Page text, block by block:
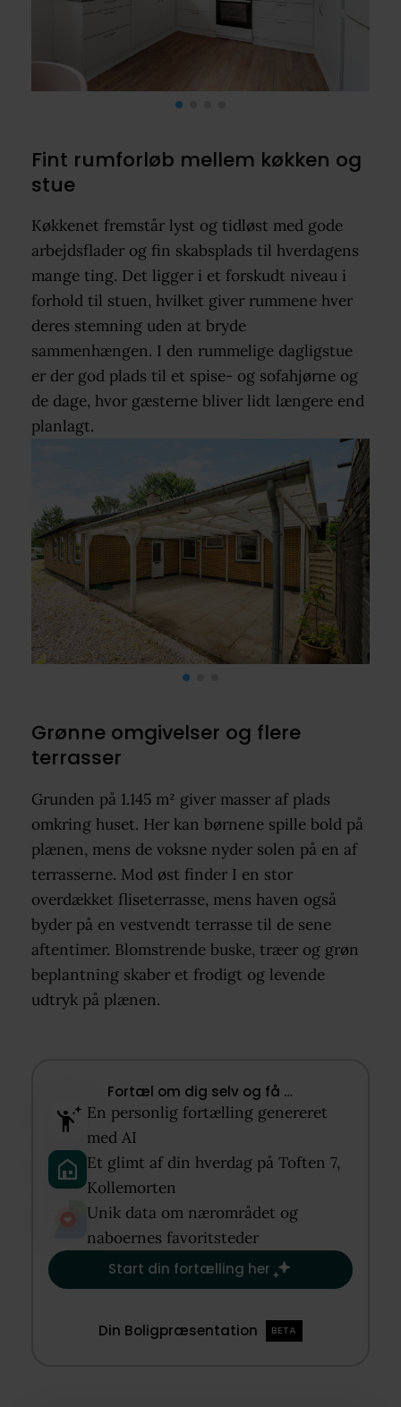
Fint rumforløb mellem køkken og
stue
Køkkenet fremstår lyst og tidløst med gode
arbejdsflader og fin skabsplads til hverdagens
mange ting. Det ligger i et forskudt niveau i
forhold til stuen, hvilket giver rummene hver
deres stemning uden at bryde
sammenhængen. I den rummelige dagligstue
er der god plads til et spise- og sofahjørne og
de dage, hvor gæsterne bliver lidt længere end
planlagt.
Grønne omgivelser og flere
terrasser
Grunden på 1.145 m² giver masser af plads
omkring huset. Her kan børnene spille bold på
plænen, mens de voksne nyder solen på en af
terrasserne. Mod øst finder I en stor
overdækket fliseterrasse, mens haven også
byder på en vestvendt terrasse til de sene
aftentimer. Blomstrende buske, træer og grøn
beplantning skaber et frodigt og levende
udtryk på plænen.
Fortæl om dig selv og få …​
En personlig fortælling genereret
med AI​
Et glimt af din hverdag på Toften 7,
Kollemorten​
Unik data om nærområdet og
naboernes favoritsteder​
Start din fortælling her
Din Boligpræsentation BETA